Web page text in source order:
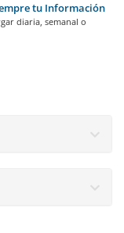
tu Información
diaria, semanal o